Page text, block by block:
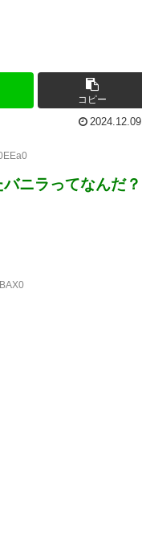
コピー
2024.12.09
ニラってなんだ？